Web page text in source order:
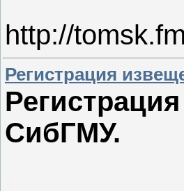
http://
Регистрация
СибГМУ.